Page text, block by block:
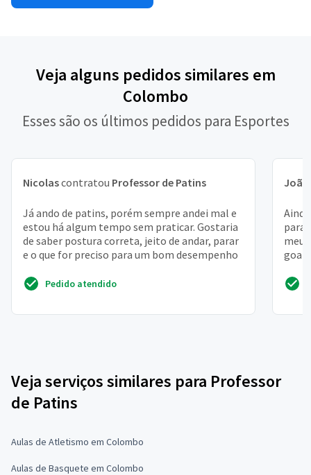
Veja alguns pedidos similares em
Colombo
Esses são os últimos pedidos para Esportes
Nicolascontratou Professor de Patins
Já ando de patins, porém sempre andei mal e
estou há algum tempo sem praticar. Gostaria
de saber postura correta, jeito de andar, parar
e o que for preciso para um bom desempenho
Pedido atendido
para
meu
Veja serviços similares para Professor
de Patins
Aulas de Atletismo em Colombo
Aulas de Basquete em Colombo